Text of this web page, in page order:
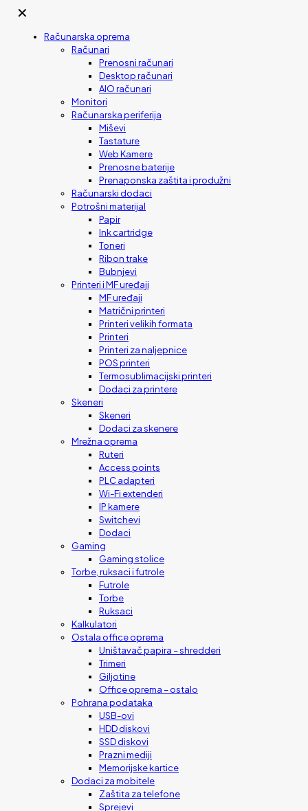
✕
Računarska oprema
Računari
Prenosni računari
Desktop računari
AIO računari
Monitori
Računarska periferija
Miševi
Tastature
Web Kamere
Prenosne baterije
Prenaponska zaštita i produžni
Računarski dodaci
Potrošni materijal
Papir
Ink cartridge
Toneri
Ribon trake
Bubnjevi
Printeri i MF uređaji
MF uređaji
Matrični printeri
Printeri velikih formata
Printeri
Printeri za naljepnice
POS printeri
Termosublimacijski printeri
Dodaci za printere
Skeneri
Skeneri
Dodaci za skenere
Mrežna oprema
Ruteri
Access points
PLC adapteri
Wi-Fi extenderi
IP kamere
Switchevi
Dodaci
Gaming
Gaming stolice
Torbe, ruksaci i futrole
Futrole
Torbe
Ruksaci
Kalkulatori
Ostala office oprema
Uništavač papira – shredderi
Trimeri
Giljotine
Office oprema – ostalo
Pohrana podataka
USB-ovi
HDD diskovi
SSD diskovi
Prazni mediji
Memorijske kartice
Dodaci za mobitele
Zaštita za telefone
Sprejevi